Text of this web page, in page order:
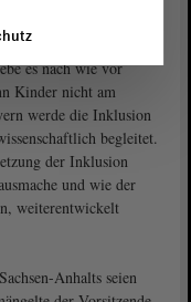
der Kinder
es nach wie vor
Kinder nicht am
werde die Inklusion
begleitet.
der Inklusion
und wie der
weiterentwickelt
Anhalts seien